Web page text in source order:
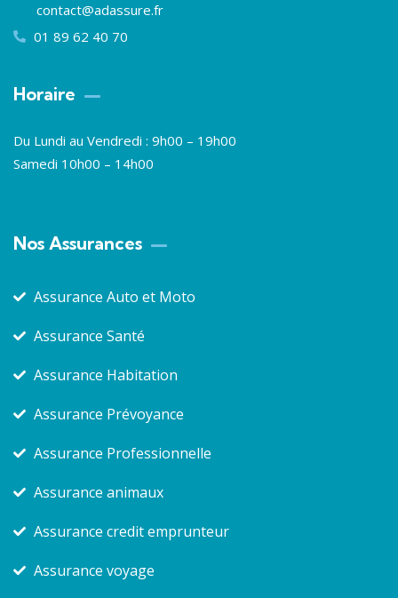
contact@adassure.fr
01 89 62 40 70
Horaire
Du Lundi au Vendredi : 9h00 – 19h00
Samedi 10h00 – 14h00
Nos Assurances
Assurance Auto et Moto
Assurance Santé
Assurance Habitation
Assurance Prévoyance
Assurance Professionnelle
Assurance animaux
Assurance credit emprunteur
Assurance voyage